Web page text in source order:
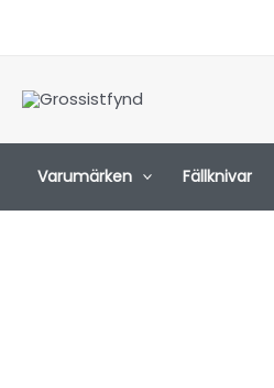
Varumärken Fällknivar